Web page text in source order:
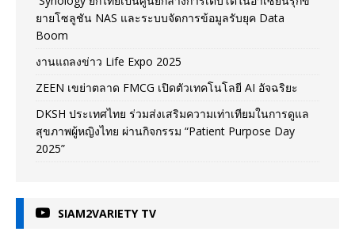
ยายโซลูชัน NAS และระบบจัดการข้อมูลรับยุค Data
Boom
งานแถลงข่าว Life Expo 2025
ZEEN เขย่าตลาด FMCG เปิดตัวเทคโนโลยี AI อัจฉริยะ
DKSH ประเทศไทย ร่วมส่งเสริมความเท่าเทียมในการดูแล
สุขภาพผู้หญิงไทย ผ่านกิจกรรม “Patient Purpose Day
2025”
SIAM2VARIETY TV